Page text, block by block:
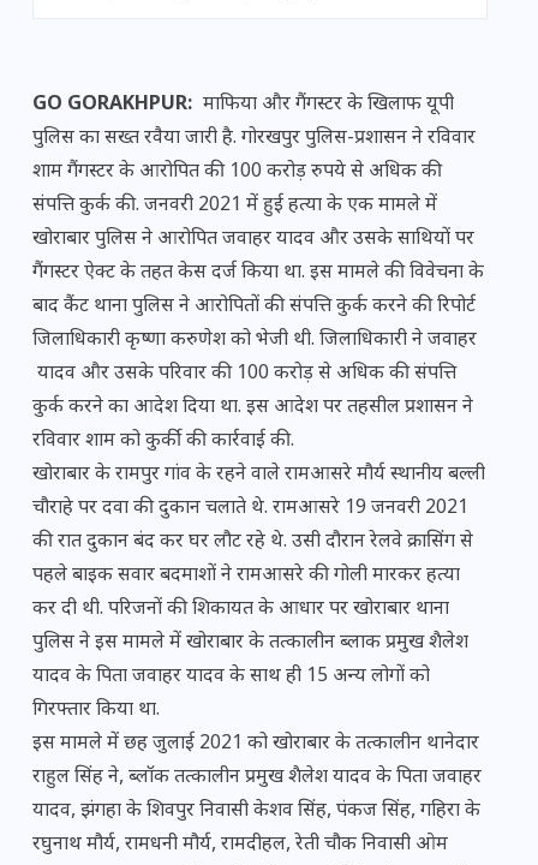
GO GORAKHPUR: माफिया और गैंगस्टर के खिलाफ यूपी
पुलिस का सख्त रवैया जारी है. गोरखपुर पुलिस-प्रशासन ने रविवार
शाम गैंगस्टर के आरोपित की 100 करोड़ रुपये से अधिक की
संपत्ति कुर्क की. जनवरी 2021 में हुई हत्या के एक मामले में
खोराबार पुलिस ने आरोपितजवाहरयादव और उसके साथियों पर
गैंगस्टर ऐक्ट के तहत केस दर्ज किया था. इस मामले की विवेचना के
बाद कैंट थाना पुलिस ने आरोपितों की संपत्ति कुर्क करने की रिपोर्ट
जिलाधिकारी कृष्णा करुणेश को भेजी थी. जिलाधिकारी नेजवाहर
यादव और उसके परिवार की 100 करोड़ से अधिक की संपत्ति
कुर्क करने का आदेश दिया था. इस आदेश पर तहसील प्रशासन ने
रविवार शाम को कुर्की की कार्रवाई की.
खोराबार के रामपुर गांव के रहने वाले रामआसरे मौर्य स्थानीय बल्ली
चौराहे पर दवा की दुकान चलाते थे. रामआसरे 19 जनवरी 2021
की रात दुकान बंद कर घर लौट रहे थे. उसी दौरान रेलवे क्रासिंग से
पहले बाइक सवार बदमाशों ने रामआसरे की गोली मारकर हत्या
कर दी थी. परिजनों की शिकायत के आधार पर खोराबार थाना
पुलिस ने इस मामले में खोराबार के तत्कालीन ब्लाक प्रमुख शैलेश
यादव के पिताजवाहरयादव के साथ ही 15 अन्य लोगों को
गिरफ्तार किया था.
इस मामले में छह जुलाई 2021 को खोराबार के तत्कालीन थानेदार
राहुल सिंह ने, ब्लॉक तत्कालीन प्रमुख शैलेश यादव के पिताजवाहर
यादव, झंगहा के शिवपुर निवासी केशव सिंह, पंकज सिंह, गहिरा के
रघुनाथ मौर्य, रामधनी मौर्य, रामदीहल, रेती चौक निवासी ओम